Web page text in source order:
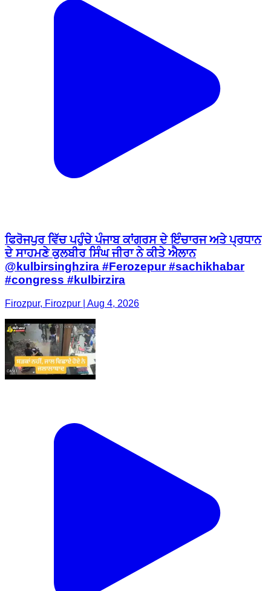
ਫਿਰੋਜਪੁਰ ਵਿੱਚ ਪਹੁੰਚੇ ਪੰਜਾਬ ਕਾਂਗਰਸ ਦੇ ਇੰਚਾਰਜ ਅਤੇ ਪ੍ਰਧਾਨ
ਦੇ ਸਾਹਮਣੇ ਕੁਲਬੀਰ ਸਿੰਘ ਜੀਰਾ ਨੇ ਕੀਤੇ ਐਲਾਨ
@kulbirsinghzira #Ferozepur #sachikhabar
#congress #kulbirzira
Firozpur, Firozpur | Aug 4, 2026